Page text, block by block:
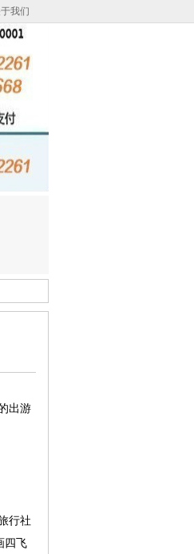
我们
出游
行社
四飞